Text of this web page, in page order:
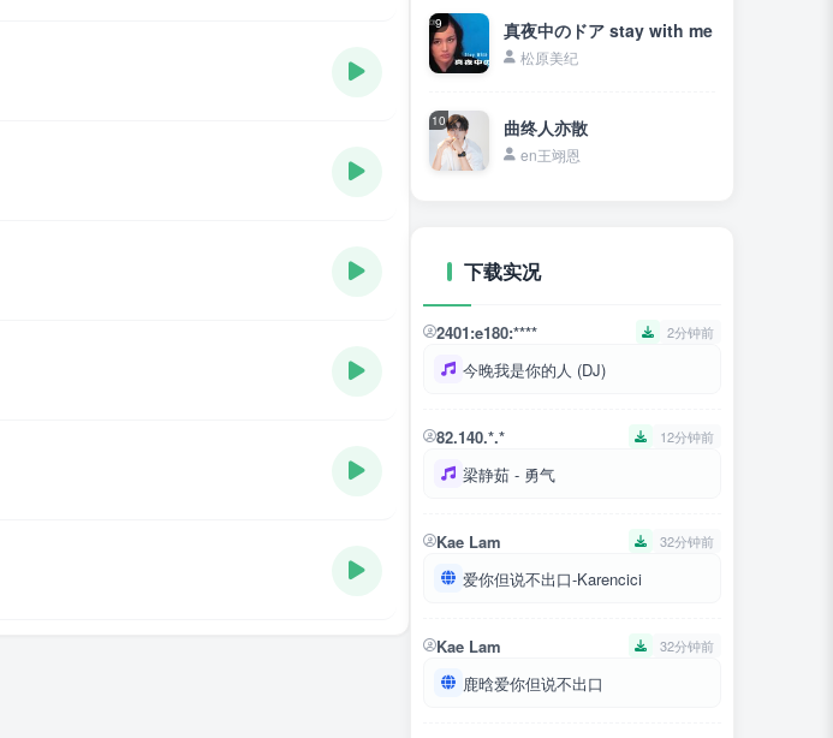
9 真夜中のドア stay with me
松原美纪
10 曲终人亦散
en王翊恩
下载实况
2401:e180:**** 2分钟前
今晚我是你的人 (DJ)
82.140.*.* 12分钟前
梁静茹 - 勇气
Kae Lam 32分钟前
爱你但说不出口-Karencici
Kae Lam 32分钟前
鹿晗爱你但说不出口